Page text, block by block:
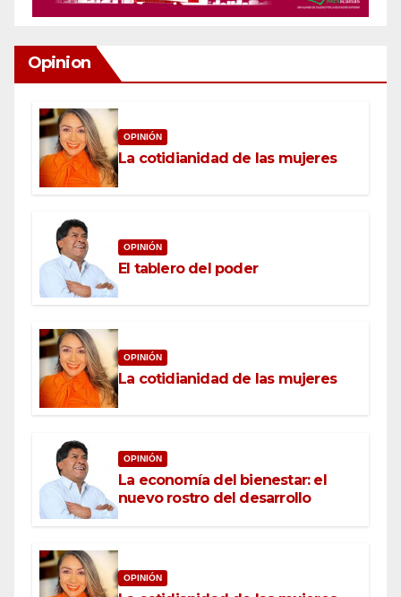
Opinion
OPINIÓN
La cotidianidad de las mujeres
OPINIÓN
El tablero del poder
OPINIÓN
La cotidianidad de las mujeres
OPINIÓN
La economía del bienestar: el
nuevo rostro del desarrollo
OPINIÓN